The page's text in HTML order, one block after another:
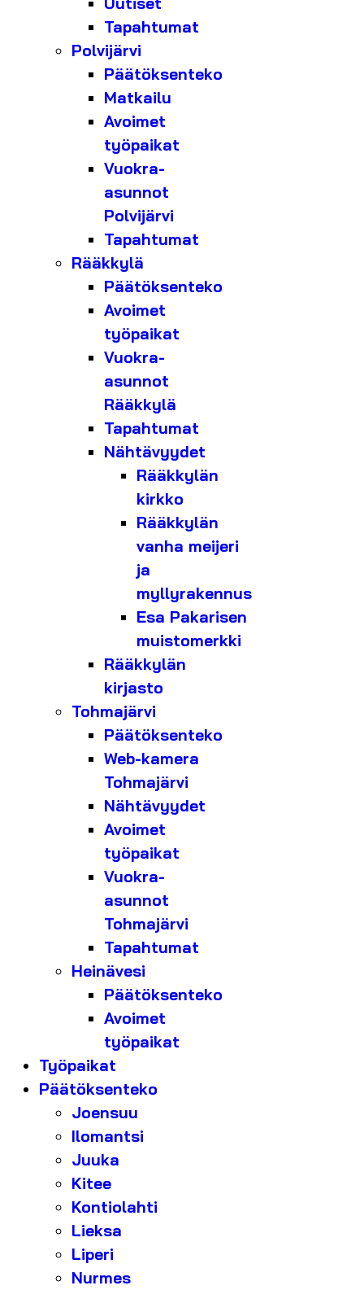
Tapahtumat
Polvijärvi
Päätöksenteko
Matkailu
Avoimet
työpaikat
Vuokra-
asunnot
Polvijärvi
Tapahtumat
Rääkkylä
Päätöksenteko
Avoimet
työpaikat
Vuokra-
asunnot
Rääkkylä
Tapahtumat
Nähtävyydet
Rääkkylän
kirkko
Rääkkylän
vanha meijeri
ja
myllyrakennus
Esa Pakarisen
muistomerkki
Rääkkylän
kirjasto
Tohmajärvi
Päätöksenteko
Web-kamera
Tohmajärvi
Nähtävyydet
Avoimet
työpaikat
Vuokra-
asunnot
Tohmajärvi
Tapahtumat
Heinävesi
Päätöksenteko
Avoimet
työpaikat
Työpaikat
Päätöksenteko
Joensuu
Ilomantsi
Juuka
Kitee
Kontiolahti
Lieksa
Liperi
Nurmes